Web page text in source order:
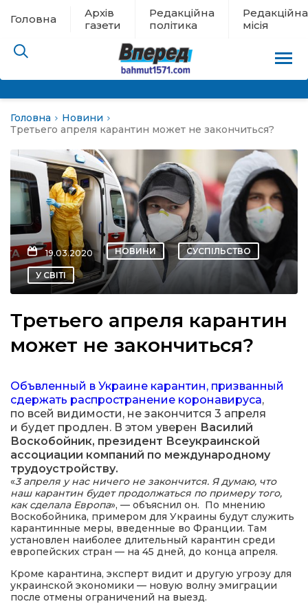
Головна
Архів
газети
Редакційна
політика
Редакційна
місія
евакуації
новини
політика
місія
Головна
Новини
Третьего апреля карантин может не закончиться?
19.03.2020 НОВИНИ СУСПІЛЬСТВО
У СВІТІ
Третьего апреля карантин
может не закончиться?
Объвленный в Украине карантин, призванный
сдержать распространение коронавируса,
по всей видимости, не закончится 3 апреля
и будет продлен. В этом уверен Василий
Воскобойник, президент Всеукраинской
ассоциации компаний по международному
трудоустройству.
«3 апреля у нас ничего не закончится. Я думаю, что
наш карантин будет продолжаться по примеру того,
как сделала Европа», — объяснил он. По мнению
Воскобойника, примером для Украины будут служить
карантинные меры, введенные во Франции. Там
установлен наиболее длительный карантин среди
европейских стран — на 45 дней, до конца апреля.
Кроме карантина, эксперт видит и другую угрозу для
украинской экономики — новую волну эмиграции
после отмены ограничений на выезд.